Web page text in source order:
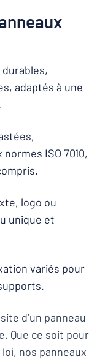
adaptés à une
ISO 7010,
logo ou
unique et
variés pour
d’un panneau
Que ce soit pour
nos panneaux